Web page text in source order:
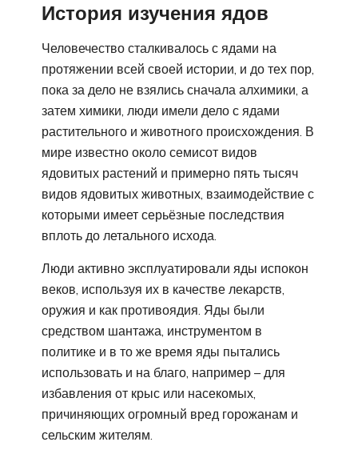
История изучения ядов
Человечество сталкивалось с ядами на
протяжении всей своей истории, и до тех пор,
пока за дело не взялись сначала алхимики, а
затем химики, люди имели дело с ядами
растительного и животного происхождения. В
мире известно около семисот видов
ядовитых растений и примерно пять тысяч
видов ядовитых животных, взаимодействие с
которыми имеет серьёзные последствия
вплоть до летального исхода.
Люди активно эксплуатировали яды испокон
веков, используя их в качестве лекарств,
оружия и как противоядия. Яды были
средством шантажа, инструментом в
политике и в то же время яды пытались
использовать и на благо, например – для
избавления от крыс или насекомых,
причиняющих огромный вред горожанам и
сельским жителям.